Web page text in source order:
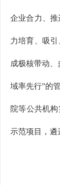
企业合力、
力培育、吸
成极核带动
域率先行”的
院等公共机
示范项目，